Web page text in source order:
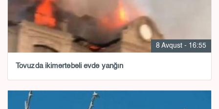
8 Avqust - 16:55
Tovuzda ikimərtəbəli evdə yanğın